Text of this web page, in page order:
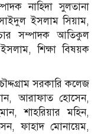
নাহিদা সুলতানা
ইসলাম সিয়াম,
সম্পাদক আতিকুল
শিক্ষা বিষয়ক
সরকারি কলেজ
আরাফাত হোসেন,
শাহরিয়ার মহিন,
ফাহাদ মোনায়েম,